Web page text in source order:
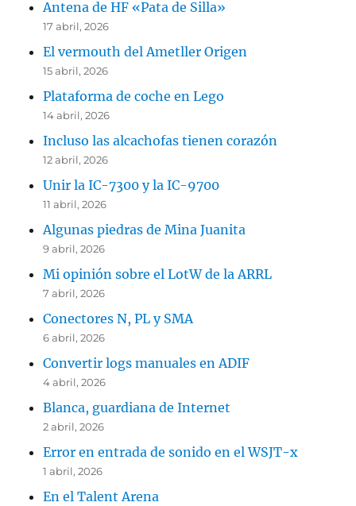
Antena de HF «Pata de Silla»
17 abril, 2026
El vermouth del Ametller Origen
15 abril, 2026
Plataforma de coche en Lego
14 abril, 2026
Incluso las alcachofas tienen corazón
12 abril, 2026
Unir la IC-7300 y la IC-9700
11 abril, 2026
Algunas piedras de Mina Juanita
9 abril, 2026
Mi opinión sobre el LotW de la ARRL
7 abril, 2026
Conectores N, PL y SMA
6 abril, 2026
Convertir logs manuales en ADIF
4 abril, 2026
Blanca, guardiana de Internet
2 abril, 2026
Error en entrada de sonido en el WSJT-x
1 abril, 2026
En el Talent Arena